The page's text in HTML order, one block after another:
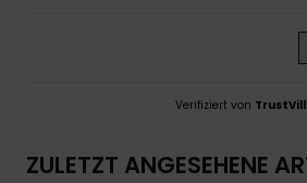
Verifiziert von
ZULETZT ANGESEHENE